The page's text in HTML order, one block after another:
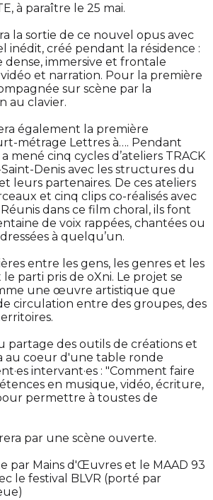
à paraître le 25 mai.
la sortie de ce nouvel opus avec
inédit, créé pendant la résidence :
immersive et frontale
et narration. Pour la première
sur scène par la
au clavier.
également la première
métrage Lettres à…. Pendant
mené cinq cycles d’ateliers TRACK
Saint-Denis avec les structures du
leurs partenaires. De ces ateliers
et cinq clips co-réalisés avec
Réunis dans ce film choral, ils font
de voix rappées, chantées ou
à quelqu’un.
entre les gens, les genres et les
le parti pris de oXni. Le projet se
une œuvre artistique que
circulation entre des groupes, des
partage des outils de créations et
au coeur d'une table ronde
intervant·es : "Comment faire
en musique, vidéo, écriture,
permettre à toustes de
par une scène ouverte.
par Mains d'Œuvres et le MAAD 93
le festival BLVR (porté par